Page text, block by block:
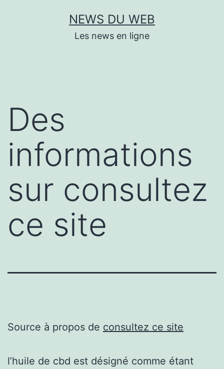
NEWS DU WEB
Les news en ligne
Des
informations
sur consultez
ce site
Source à propos de consultez ce site
l’huile de cbd est désigné comme étant